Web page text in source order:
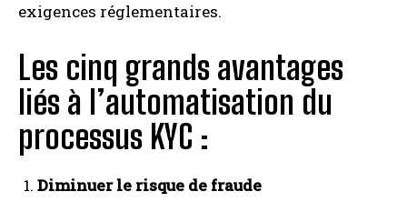
exigences réglementaires.
Les cinq grands avantages
liés à l’automatisation du
processus KYC :
Diminuer le risque de fraude